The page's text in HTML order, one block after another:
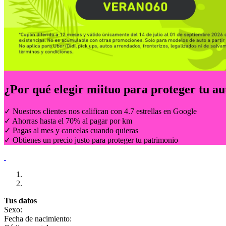
¿Por qué elegir miituo para proteger tu
✓ Nuestros clientes nos califican con 4.7 estrellas en Google
✓ Ahorras hasta el 70% al pagar por km
✓ Pagas al mes y cancelas cuando quieras
✓ Obtienes un precio justo para proteger tu patrimonio
Tus datos
Sexo:
Fecha de nacimiento: